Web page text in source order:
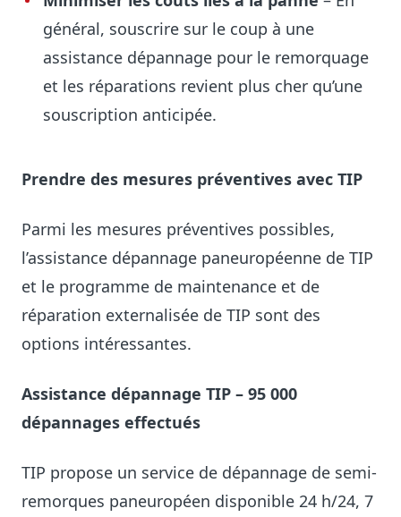
général, souscrire sur le coup à une
assistance dépannage pour le remorquage
et les réparations revient plus cher qu’une
souscription anticipée.
Prendre des mesures préventives avec TIP
Parmi les mesures préventives possibles,
l’assistance dépannage paneuropéenne de TIP
et le programme de maintenance et de
réparation externalisée de TIP sont des
options intéressantes.
Assistance dépannage TIP – 95 000
dépannages effectués
TIP propose un service de dépannage de semi-
remorques paneuropéen disponible 24 h/24, 7